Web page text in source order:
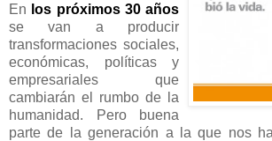
En los próximos 30 años
se van a producir
transformaciones sociales,
económicas, políticas y
empresariales que
cambiarán el rumbo de la
humanidad. Pero buena
parte de la generación a la que nos